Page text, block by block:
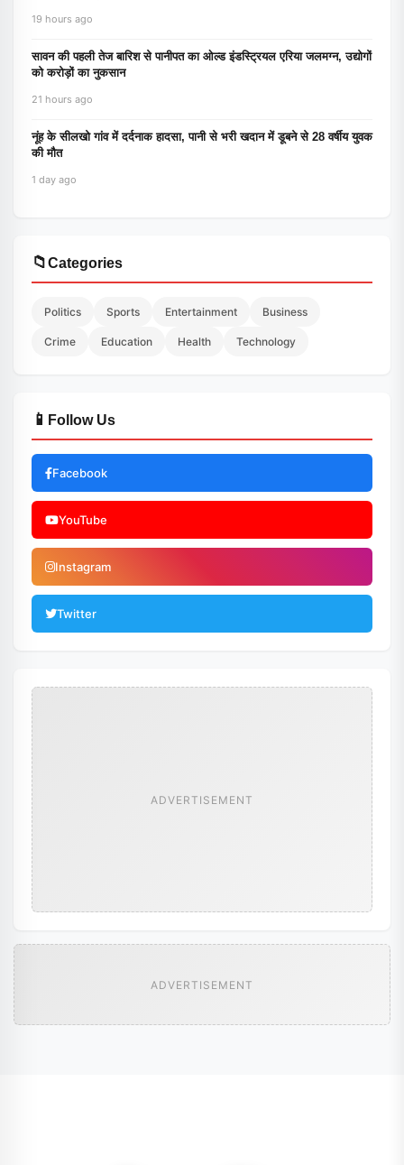
19 hours ago
सावन की पहली तेज बारिश से पानीपत का ओल्ड इंडस्ट्रियल एरिया जलमग्न, उद्योगों
को करोड़ों का नुकसान
21 hours ago
नूंह के सीलखो गांव में दर्दनाक हादसा, पानी से भरी खदान में डूबने से 28 वर्षीय युवक
की मौत
1 day ago
📁Categories
Politics Sports Entertainment Business
Crime Education Health Technology
📱 Follow Us
Facebook
YouTube
Instagram
Twitter
ADVERTISEMENT
ADVERTISEMENT